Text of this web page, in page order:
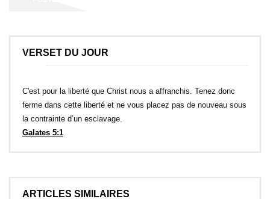
VERSET DU JOUR
C'est pour la liberté que Christ nous a affranchis. Tenez donc
ferme dans cette liberté et ne vous placez pas de nouveau sous
la contrainte d’un esclavage.
Galates 5:1
ARTICLES SIMILAIRES